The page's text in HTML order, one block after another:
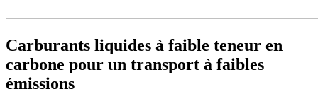
Carburants liquides à faible teneur en
carbone pour un transport à faibles
émissions